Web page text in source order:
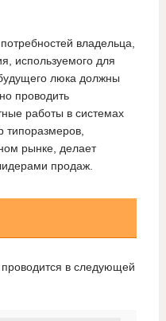
владельца,
используемого для
люка должны
проводить
работы в системах
рынке, делает
продаж.
в следующей